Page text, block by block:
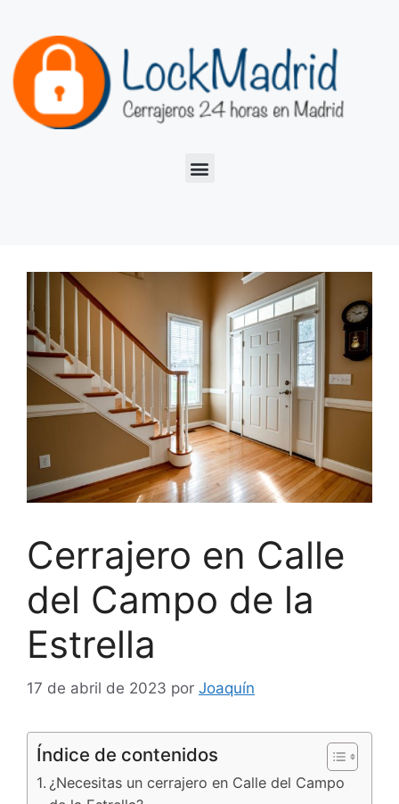
Cerrajero en Calle
del Campo de la
Estrella
17 de abril de 2023 por Joaquín
Índice de contenidos
¿Necesitas un cerrajero en Calle del Campo